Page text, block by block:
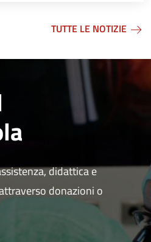
TUTTE LE NOTIZIE
didattica e
donazioni o